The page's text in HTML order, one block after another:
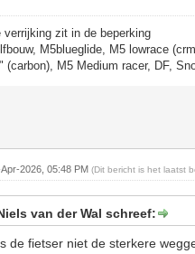
verrijking zit in de beperking
M5blueglide, M5 lowrace
(carbon), M5 Medium racer, DF,
2026, 05:48 PM(Dit bericht is het laatst
van der Wal schreef:
de fietser niet de sterkere